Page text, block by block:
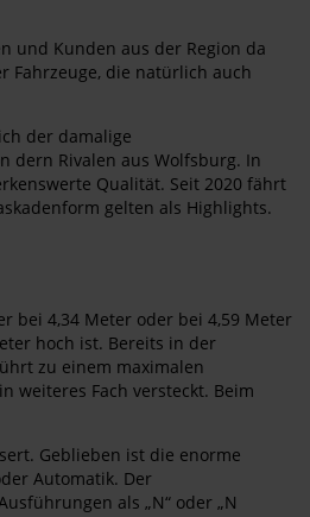
und Kunden aus der Region da
Fahrzeuge, die natürlich auch
der damalige
dern Rivalen aus Wolfsburg. In
Qualität. Seit 2020 fährt
gelten als Highlights.
bei 4,34 Meter oder bei 4,59 Meter
hoch ist. Bereits in der
zu einem maximalen
weiteres Fach versteckt. Beim
Geblieben ist die enorme
Automatik. Der
als „N“ oder „N